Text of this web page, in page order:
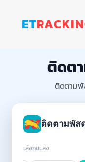
ET
ติดต
ติดตามพั
ติดตามพัส
เลือกขนส่ง